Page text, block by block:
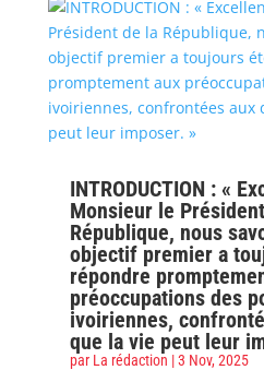
INTRODUCTION : «
Monsieur le
République, nous
objectif premier a
répondre
préoccupations des
ivoiriennes,
que la vie peut leur
par La rédaction |3 Nov, 2025